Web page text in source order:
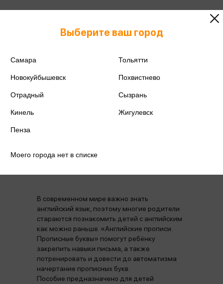
Год издания
Количество страниц
Аннотация
В современном мире важно знать
английский язык, поэтому многие родители
стараются познакомить детей с английским
как можно раньше. «Английские прописи.
Прописные буквы» помогут ребёнку
закрепить навыки письма, а также
потренировать и довести до автоматизма
начертание прописных букв.
Пособие предназначено для детей
Выберите ваш город
Самара Тольятти
Новокуйбышевск Похвистнево
Отрадный Сызрань
Кинель Жигулевск
Пенза
Моего города нет в списке